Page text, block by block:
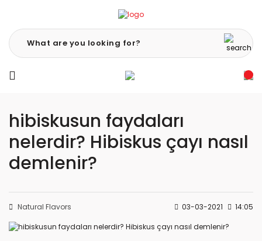
hibiskusun faydaları
nelerdir? Hibiskus çayı nasıl
demlenir?
Natural Flavors 03-03-2021 14:05